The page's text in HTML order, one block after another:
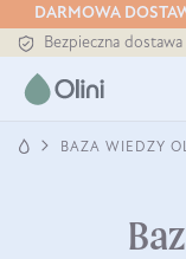
DARMOWA
Bezpieczna dostawa
Darmowa dostawa
Tłoczony zawsze na
BAZA WIEDZY